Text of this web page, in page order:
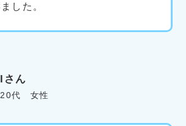
した。
Iさん
20代 女性